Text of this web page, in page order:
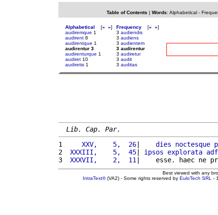
Table of Contents | Words: Alphabetical-
Alphabetical [« »]
audiremque 1
audirent 8
audirentque 1
audirentur 3
audirenturque 1
audiret 10
audiretis 1
Frequency [« »]
3 audiendis
3 audiens
3 audientem
3 audirentur
3 audiretur
3 audit
3 auditas
Lib. Cap. Par.
1
    XXV,    5,  26
| dies noctesque
2
XXXIII,    5,  45| ipsos explorata
3
XXXVII,    2,  11 |    esse. haec ne
Best viewed with any
IntraText®(VA2) - Some rights reserved by EuloTech SRL -